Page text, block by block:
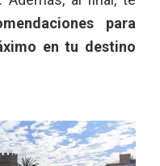
para
en tu destino